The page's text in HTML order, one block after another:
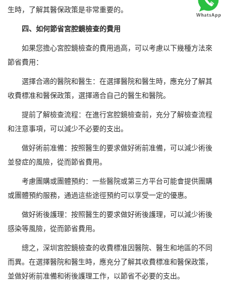
生時，了解其醫保政策是非常重要的。
四、如何節省宮腔鏡檢查的費用
如果您擔心宮腔鏡檢查的費用過高，可以考慮以下幾種方法來
節省費用：
選擇合適的醫院和醫生：在選擇醫院和醫生時，應充分了解其
收費標准和醫保政策，選擇適合自己的醫生和醫院。
提前了解檢查流程：在進行宮腔鏡檢查前，充分了解檢查流程
和注意事項，可以減少不必要的支出。
做好術前准備：按照醫生的要求做好術前准備，可以減少術後
並發症的風險，從而節省費用。
考慮團購或團體預約：一些醫院或第三方平台可能會提供團購
或團體預約服務，通過這些途徑預約可以享受一定的優惠。
做好術後護理：按照醫生的要求做好術後護理，可以減少術後
感染等風險，從而節省費用。
總之，深圳宮腔鏡檢查的收費標准因醫院、醫生和地區的不同
而異。在選擇醫院和醫生時，應充分了解其收費標准和醫保政策，
並做好術前准備和術後護理工作，以節省不必要的支出。